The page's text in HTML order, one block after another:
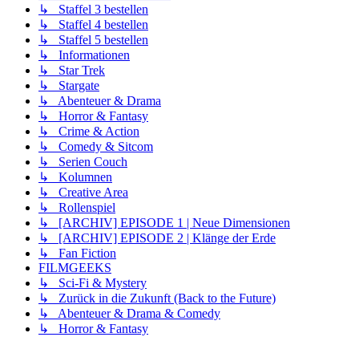
↳ Staffel 3 bestellen
↳ Staffel 4 bestellen
↳ Staffel 5 bestellen
↳ Informationen
↳ Star Trek
↳ Stargate
↳ Abenteuer & Drama
↳ Horror & Fantasy
↳ Crime & Action
↳ Comedy & Sitcom
↳ Serien Couch
↳ Kolumnen
↳ Creative Area
↳ Rollenspiel
↳ [ARCHIV] EPISODE 1 | Neue Dimensionen
↳ [ARCHIV] EPISODE 2 | Klänge der Erde
↳ Fan Fiction
FILMGEEKS
↳ Sci-Fi & Mystery
↳ Zurück in die Zukunft (Back to the Future)
↳ Abenteuer & Drama & Comedy
↳ Horror & Fantasy